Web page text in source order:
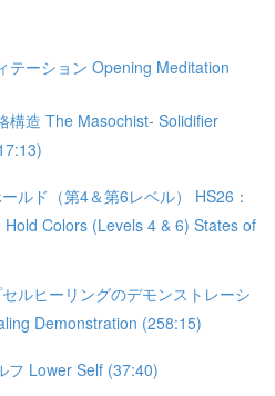
テーション Opening Meditation
構造 The Masochist- Solidifier
ルド（第4＆第6レベル） HS26：
Colors (Levels 4 & 6) States of
ルヒーリングのデモンストレーシ
Demonstration (258:15)
フ Lower Self (37:40)